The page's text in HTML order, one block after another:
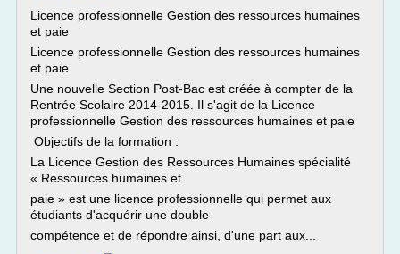
Licence professionnelle Gestion des ressources humaines
et paie
Licence professionnelle Gestion des ressources humaines
et paie
Une nouvelle Section Post-Bac est créée à compter de la
Rentrée Scolaire 2014-2015. Il s'agit de la Licence
professionnelle Gestion des ressources humaines et paie
Objectifs de la formation :
La Licence Gestion des Ressources Humaines spécialité
« Ressources humaines et
paie » est une licence professionnelle qui permet aux
étudiants d'acquérir une double
compétence et de répondre ainsi, d'une part aux...